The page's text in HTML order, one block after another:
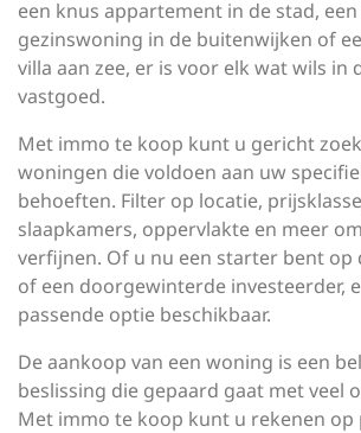
een knus appartement in de stad,
gezinswoning in de buitenwijken of
villa aan zee, er is voor elk wat wils in
vastgoed.
Met immo te koop kunt u gericht
woningen die voldoen aan uw
behoeften. Filter op locatie,
slaapkamers, oppervlakte en meer
verfijnen. Of u nu een starter bent op
of een doorgewinterde investeerder,
passende optie beschikbaar.
De aankoop van een woning is een
beslissing die gepaard gaat met veel
Met immo te koop kunt u rekenen op